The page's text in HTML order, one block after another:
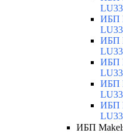
ИБП
ИБП
ИБП
ИБП
ИБП
ИБП